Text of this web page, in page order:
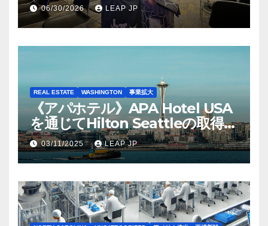
06/30/2026 LEAP JP
REAL ESTATE WASHINGTON 事業拡大
《アパホテル》APA Hotel USA
を通じてHilton Seattleの取得を
完了
03/11/2025 LEAP JP